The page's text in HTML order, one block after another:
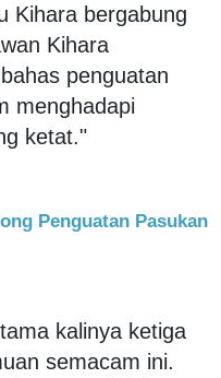
Kihara bergabung
Kihara
penguatan
menghadapi
ketat."
Penguatan Pasukan
kalinya ketiga
semacam ini.